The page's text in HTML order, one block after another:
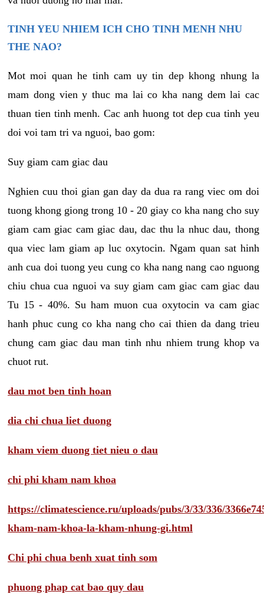
TINH YEU NHIEM ICH CHO TINH MENH NHU
THE NAO?
Mot moi quan he tinh cam uy tin dep khong nhung la
mam dong vien y thuc ma lai co kha nang dem lai cac
thuan tien tinh menh. Cac anh huong tot dep cua tinh yeu
doi voi tam tri va nguoi, bao gom:
Suy giam cam giac dau
Nghien cuu thoi gian gan day da dua ra rang viec om doi
tuong khong giong trong 10 - 20 giay co kha nang cho suy
giam cam giac cam giac dau, dac thu la nhuc dau, thong
qua viec lam giam ap luc oxytocin. Ngam quan sat hinh
anh cua doi tuong yeu cung co kha nang nang cao nguong
chiu chua cua nguoi va suy giam cam giac cam giac dau
Tu 15 - 40%. Su ham muon cua oxytocin va cam giac
hanh phuc cung co kha nang cho cai thien da dang trieu
chung cam giac dau man tinh nhu nhiem trung khop va
chuot rut.
dau mot ben tinh hoan
dia chi chua liet duong
kham viem duong tiet nieu o dau
chi phi kham nam khoa
https://climatescience.ru/uploads/pubs/3/33/336/
kham-nam-khoa-la-kham-nhung-gi.html
Chi phi chua benh xuat tinh som
phuong phap cat bao quy dau